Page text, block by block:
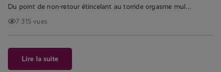
Du point de non-retour étincelant au torride orgasme mul…
7 315 vues
Lire la suite